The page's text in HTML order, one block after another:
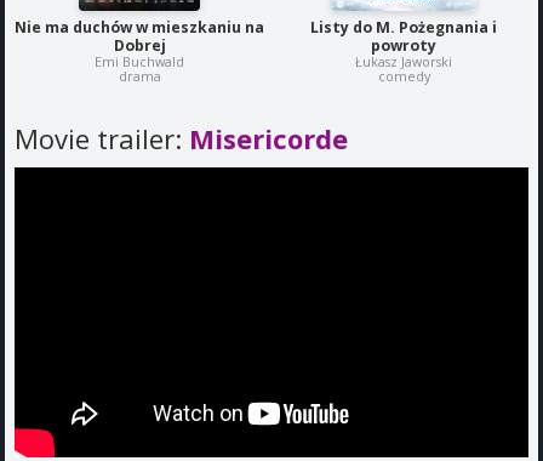
Nie ma duchów w mieszkaniu na
Dobrej
Emi Buchwald
drama
Listy do M. Pożegnania i
powroty
Łukasz Jaworski
comedy
Movie trailer: Misericorde